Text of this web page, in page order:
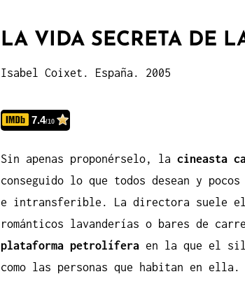
LA VIDA SECRETA DE
Isabel Coixet. España. 2005
7.4/10
Sin apenas proponérselo, lacineasta
conseguido lo que todos desean y
e intransferible. La directora suele
románticos lavanderías o bares de
plataforma petrolíferaen la que el
como las personas que habitan en